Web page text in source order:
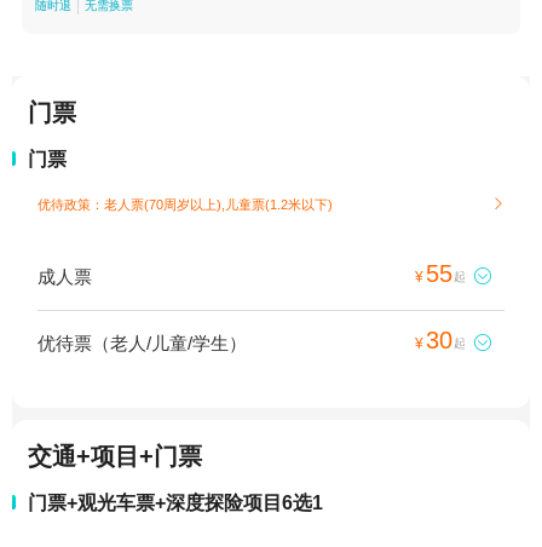
随时退 无需换票
门票
门票
优待政策：老人票(70周岁以上),儿童票(1.2米以下) 
成人票 ¥ 55起 
优待票（老人/儿童/学生） ¥30起 
交通+项目+门票
门票+观光车票+深度探险项目6选1